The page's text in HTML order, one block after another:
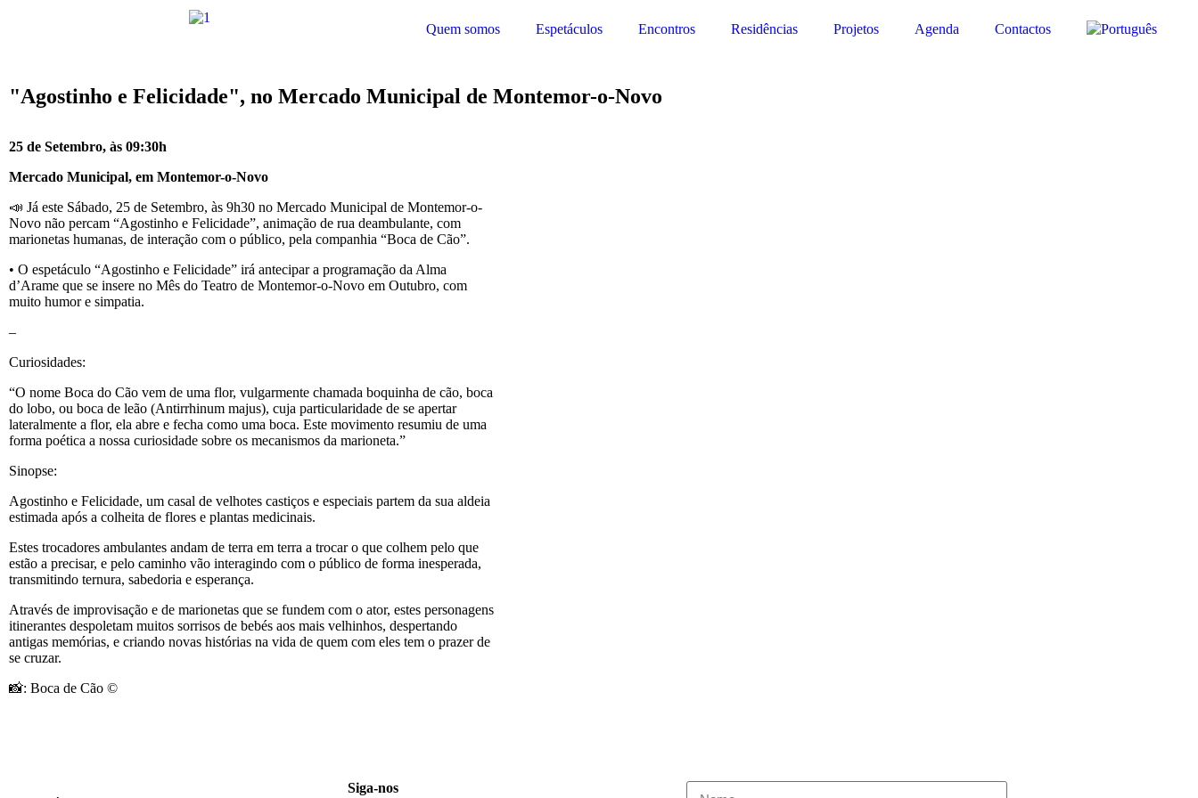
Quem somos Espetáculos Encontros Residências Projetos Agenda Contactos
"Agostinho e Felicidade", no Mercado Municipal de Montemor-o-Novo
25 de Setembro, às 09:30h
Mercado Municipal, em Montemor-o-Novo
📣 Já este Sábado, 25 de Setembro, às 9h30 no Mercado Municipal de Montemor-o-
Novo não percam “Agostinho e Felicidade”, animação de rua deambulante, com
marionetas humanas, de interação com o público, pela companhia “Boca de Cão”.
• O espetáculo “Agostinho e Felicidade” irá antecipar a programação da Alma
d’Arame que se insere no Mês do Teatro de Montemor-o-Novo em Outubro, com
muito humor e simpatia.
–
Curiosidades:
“O nome Boca do Cão vem de uma flor, vulgarmente chamada boquinha de cão, boca
do lobo, ou boca de leão (Antirrhinum majus), cuja particularidade de se apertar
lateralmente a flor, ela abre e fecha como uma boca. Este movimento resumiu de uma
forma poética a nossa curiosidade sobre os mecanismos da marioneta.”
Sinopse:
Agostinho e Felicidade, um casal de velhotes castiços e especiais partem da sua aldeia
estimada após a colheita de flores e plantas medicinais.
Estes trocadores ambulantes andam de terra em terra a trocar o que colhem pelo que
estão a precisar, e pelo caminho vão interagindo com o público de forma inesperada,
transmitindo ternura, sabedoria e esperança.
Através de improvisação e de marionetas que se fundem com o ator, estes personagens
itinerantes despoletam muitos sorrisos de bebés aos mais velhinhos, despertando
antigas memórias, e criando novas histórias na vida de quem com eles tem o prazer de
se cruzar.
📸: Boca de Cão ©
Siga-nos